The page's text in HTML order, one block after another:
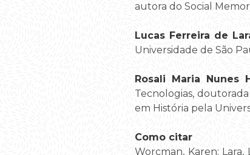
autora do Social
Lucas Ferreira de
Universidade de São
Rosali Maria Nunes
Tecnologias,
em História pela
Como citar
Worcman, Karen; Lara,